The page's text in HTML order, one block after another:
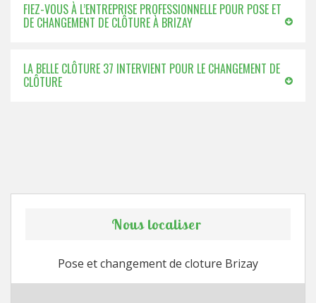
FIEZ-VOUS À L’ENTREPRISE PROFESSIONNELLE POUR POSE ET
DE CHANGEMENT DE CLÔTURE À BRIZAY
LA BELLE CLÔTURE 37 INTERVIENT POUR LE CHANGEMENT DE
CLÔTURE
Nous localiser
Pose et changement de cloture Brizay